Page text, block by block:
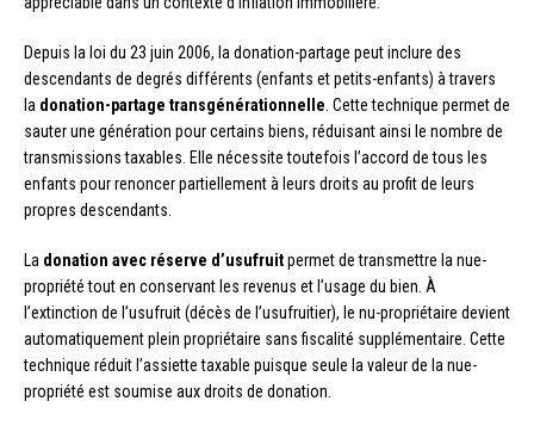
Depuis la loi du 23 juin 2006, la donation-partage peut inclure des
descendants de degrés différents (enfants et petits-enfants) à travers
la donation-partage transgénérationnelle. Cette technique permet de
sauter une génération pour certains biens, réduisant ainsi le nombre de
transmissions taxables. Elle nécessite toutefois l’accord de tous les
enfants pour renoncer partiellement à leurs droits au profit de leurs
propres descendants.
La donation avec réserve d’usufruitpermet de transmettre la nue-
propriété tout en conservant les revenus et l’usage du bien. À
l’extinction de l’usufruit (décès de l’usufruitier), le nu-propriétaire devient
automatiquement plein propriétaire sans fiscalité supplémentaire. Cette
technique réduit l’assiette taxable puisque seule la valeur de la nue-
propriété est soumise aux droits de donation.